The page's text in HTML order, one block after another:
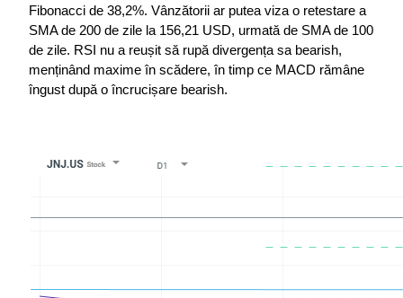
Fibonacci de 38,2%. Vânzătorii ar putea viza o retestare a
SMA de 200 de zile la 156,21 USD, urmată de SMA de 100
de zile. RSI nu a reușit să rupă divergența sa bearish,
menținând maxime în scădere, în timp ce MACD rămâne
îngust după o încrucișare bearish.